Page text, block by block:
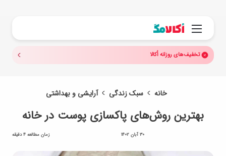
منو
تخفیف‌های روزانه اُکالا
خانه سبک زندگی آرایشی و بهداشتی
بهترین روش‌های پاکسازی پوست در خانه
30 آبان 1402 زمان مطالعه 4 دقیقه